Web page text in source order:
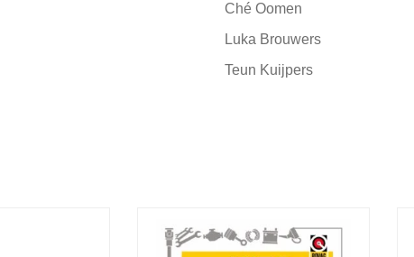
Ché Oomen
Luka Brouwers
Teun Kuijpers